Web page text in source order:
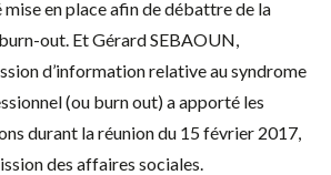
en place afin de débattre de la
out. Et Gérard SEBAOUN,
d’information relative au syndrome
(ou burn out) a apporté les
durant la réunion du 15 février 2017,
des affaires sociales.